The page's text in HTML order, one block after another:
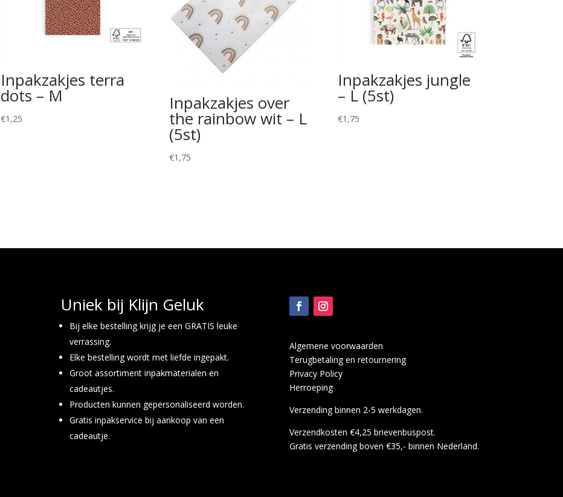
Inpakzakjes terra
dots – M
€1,25
Inpakzakjes over
the rainbow wit – L
(5st)
€1,75
Inpakzakjes jungle
– L (5st)
€1,75
Uniek bij Klijn Geluk
Bij elke bestelling krijg je een GRATIS leuke
verrassing.
Elke bestelling wordt met liefde ingepakt.
Groot assortiment inpakmaterialen en
cadeautjes.
Producten kunnen gepersonaliseerd worden.
Gratis inpakservice bij aankoop van een
cadeautje.
Algemene voorwaarden
Terugbetaling en retournering
Privacy Policy
Herroeping
Verzending binnen 2-5 werkdagen.
Verzendkosten €4,25 brievenbuspost.
Gratis verzending boven €35,- binnen Nederland.